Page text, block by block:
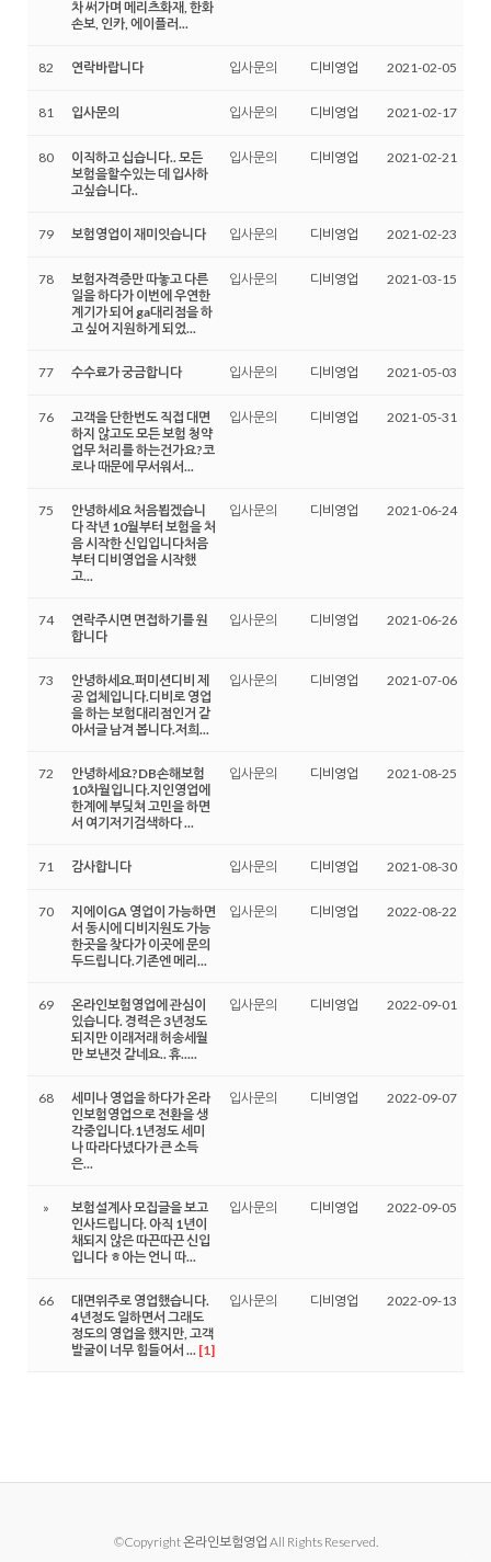
차 써가며 메리츠화재, 한화
손보, 인카, 에이플러...
82 연락바랍니다 입사문의 디비영업 2021-02-05
81 입사문의 입사문의 디비영업 2021-02-17
80
이직하고 십습니다.. 모든
보험을할수있는 데 입사하
고싶습니다..
입사문의 디비영업 2021-02-21
79 보험영업이 재미잇습니다 입사문의 디비영업 2021-02-23
78
보험자격증만 따놓고 다른
일을 하다가 이번에 우연한
계기가 되어 ga대리점을 하
고 싶어 지원하게 되었...
입사문의 디비영업 2021-03-15
77 수수료가 궁금합니다 입사문의 디비영업 2021-05-03
76
고객을 단한번도 직접 대면
하지 않고도 모든 보험 청약
업무 처리를 하는건가요?코
로나 때문에 무서워서...
입사문의 디비영업 2021-05-31
75
안녕하세요 처음뵙겠습니
다 작년 10월부터 보험을 처
음 시작한 신입입니다처음
부터 디비영업을 시작했
고...
입사문의 디비영업 2021-06-24
74
연락주시면 면접하기를 원
합니다
입사문의 디비영업 2021-06-26
73
안녕하세요.퍼미션디비 제
공 업체입니다.디비로 영업
을 하는 보험대리점인거 같
아서글 남겨 봅니다.저희...
입사문의 디비영업 2021-07-06
72
안녕하세요?DB손해보험
10차월입니다.지인영업에
한계에 부딪쳐 고민을 하면
서 여기저기검색하다 ...
입사문의 디비영업 2021-08-25
71 감사합니다 입사문의 디비영업 2021-08-30
70
지에이GA 영업이 가능하면
서 동시에 디비지원도 가능
한곳을 찾다가 이곳에 문의
두드립니다.기존엔 메리...
입사문의 디비영업 2022-08-22
69
온라인보험영업에 관심이
있습니다. 경력은 3년정도
되지만 이래저래 허송세월
만 보낸것 같네요.. 휴.....
입사문의 디비영업 2022-09-01
68
세미나 영업을 하다가 온라
인보험영업으로 전환을 생
각중입니다.1년정도 세미
나 따라다녔다가 큰 소득
은...
입사문의 디비영업 2022-09-07
»
보험설계사 모집글을 보고
인사드립니다. 아직 1년이
채되지 않은 따끈따끈 신입
입니다 ㅎ아는 언니 따...
입사문의 디비영업 2022-09-05
66
대면위주로 영업했습니다.
4년정도 일하면서 그래도
정도의 영업을 했지만, 고객
발굴이 너무 힘들어서 ... [1]
입사문의 디비영업 2022-09-13
©Copyright 온라인보험영업 All Rights Reserved.